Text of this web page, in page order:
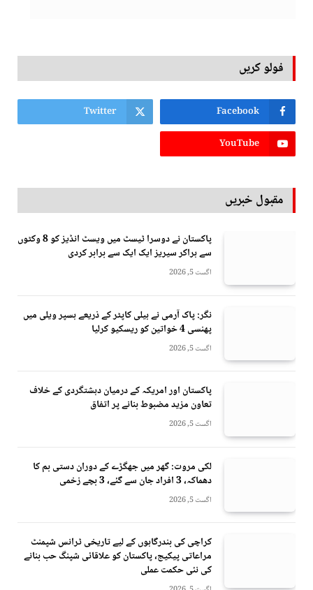
فولو کریں
Facebook
Twitter
YouTube
مقبول خبریں
پاکستان نے دوسرا ٹیسٹ میں ویسٹ انڈیز کو 8 وکٹوں
سے ہراکر سیریز ایک ایک سے برابر کردی
اگست 5, 2026
نگر: پاک آرمی نے ہیلی کاپٹر کے ذریعے ہسپر ویلی میں
پھنسی 4 خواتین کو ریسکیو کرلیا
اگست 5, 2026
پاکستان اور امریکہ کے درمیان دہشتگردی کے خلاف
تعاون مزید مضبوط بنانے پر اتفاق
اگست 5, 2026
لکی مروت: گھر میں جھگڑے کے دوران دستی بم کا
دھماکہ، 3 افراد جان سے گئے، 3 بچے زخمی
اگست 5, 2026
کراچی کی بندرگاہوں کے لیے تاریخی ٹرانس شپمنٹ
مراعاتی پیکیج، پاکستان کو علاقائی شپنگ حب بنانے
کی نئی حکمت عملی